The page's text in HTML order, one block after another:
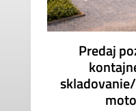
Predaj